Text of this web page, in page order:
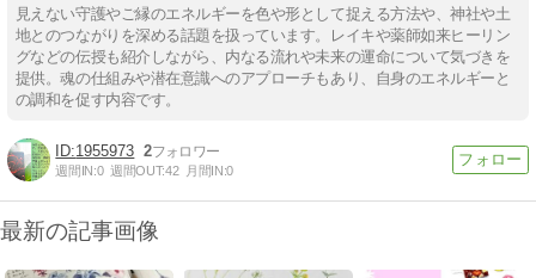
見えない守護やご縁のエネルギーを色や形として捉える方法や、神社や土
地とのつながりを深める話題を扱っています。レイキや薬師如来ヒーリン
グなどの伝授も紹介しながら、内なる流れや未来の運命について気づきを
提供。魂の仕組みや潜在意識へのアプローチもあり、自身のエネルギーと
の調和を促す内容です。
1955973 2
週間IN:0 週間OUT:42 月間IN:0
最新の記事画像